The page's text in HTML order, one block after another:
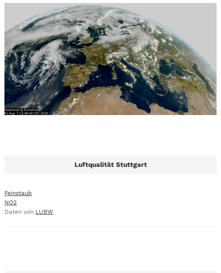
Luftqualität Stuttgart
Feinstaub
NO2
Daten von LUBW